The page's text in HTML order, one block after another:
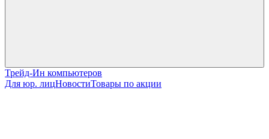
Трейд-Ин компьютеров
Для юр. лицНовостиТовары по акции